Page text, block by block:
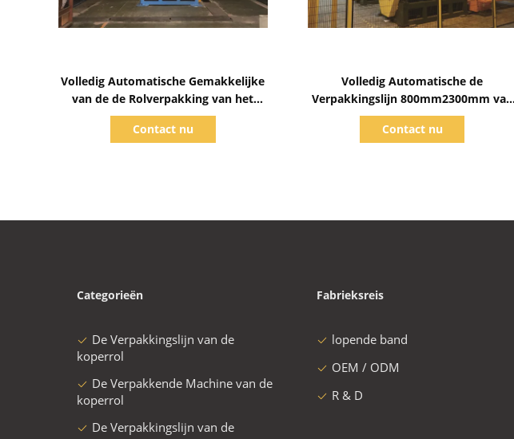
Volledig Automatische Gemakkelijke
van de de Rolverpakking van het
Verrichtings Hoofdaluminium de
Lijnrol OD 800mm2100mm
Contact nu
Volledig Automatische de
Verpakkingslijn 800mm2300mm van
de Aluminiumrol Breedte met
Rolpost
Contact nu
Categorieën
De Verpakkingslijn van de
koperrol
De Verpakkende Machine van de
koperrol
De Verpakkingslijn van de
Fabrieksreis
lopende band
OEM / ODM
R & D